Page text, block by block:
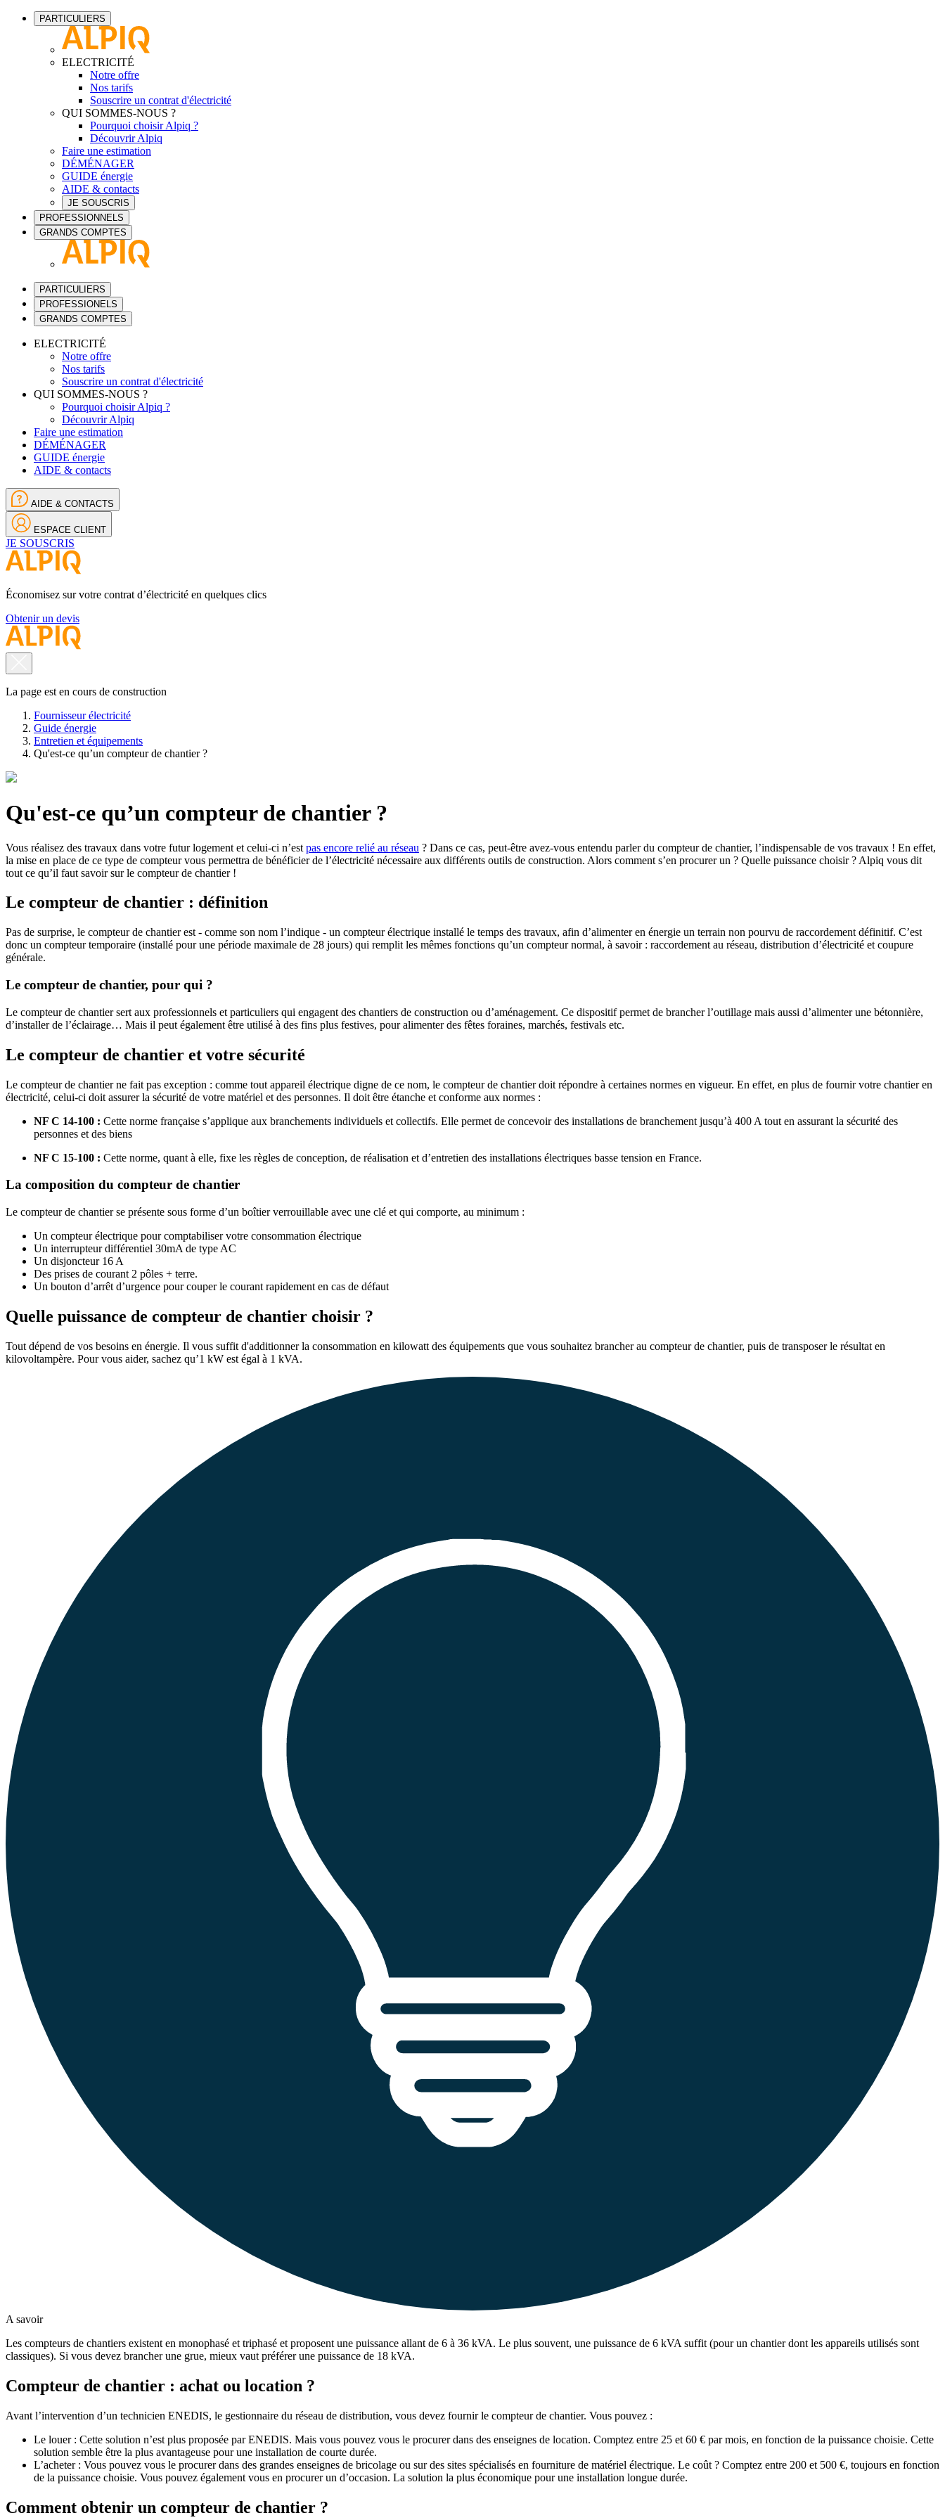
PARTICULIERS
ELECTRICITÉ
Notre offre
Nos tarifs
Souscrire un contrat d'électricité
QUI SOMMES-NOUS ?
Pourquoi choisir Alpiq ?
Découvrir Alpiq
Faire une estimation
DÉMÉNAGER
GUIDE énergie
AIDE & contacts
JE SOUSCRIS
PROFESSIONNELS
GRANDS COMPTES
PARTICULIERS
PROFESSIONELS
GRANDS COMPTES
ELECTRICITÉ
Notre offre
Nos tarifs
Souscrire un contrat d'électricité
QUI SOMMES-NOUS ?
Pourquoi choisir Alpiq ?
Découvrir Alpiq
Faire une estimation
DÉMÉNAGER
GUIDE énergie
AIDE & contacts
AIDE & CONTACTS
ESPACE CLIENT
JE SOUSCRIS
Économisez sur votre contrat d’électricité en quelques clics
Obtenir un devis
La page est en cours de construction
Fournisseur électricité
Guide énergie
Entretien et équipements
Qu'est-ce qu’un compteur de chantier ?
Qu'est-ce qu’un compteur de chantier ?
Vous réalisez des travaux dans votre futur logement et celui-ci n’est pas encore relié au réseau ? Dans ce cas, peut-être avez-vous entendu parler du compteur de chantier, l’indispensable de vos travaux ! En effet,
la mise en place de ce type de compteur vous permettra de bénéficier de l’électricité nécessaire aux différents outils de construction. Alors comment s’en procurer un ? Quelle puissance choisir ? Alpiq vous dit
tout ce qu’il faut savoir sur le compteur de chantier !
Le compteur de chantier : définition
Pas de surprise, le compteur de chantier est - comme son nom l’indique - un compteur électrique installé le temps des travaux, afin d’alimenter en énergie un terrain non pourvu de raccordement définitif. C’est
donc un compteur temporaire (installé pour une période maximale de 28 jours) qui remplit les mêmes fonctions qu’un compteur normal, à savoir : raccordement au réseau, distribution d’électricité et coupure
générale.
Le compteur de chantier, pour qui ?
Le compteur de chantier sert aux professionnels et particuliers qui engagent des chantiers de construction ou d’aménagement. Ce dispositif permet de brancher l’outillage mais aussi d’alimenter une bétonnière,
d’installer de l’éclairage… Mais il peut également être utilisé à des fins plus festives, pour alimenter des fêtes foraines, marchés, festivals etc.
Le compteur de chantier et votre sécurité
Le compteur de chantier ne fait pas exception : comme tout appareil électrique digne de ce nom, le compteur de chantier doit répondre à certaines normes en vigueur. En effet, en plus de fournir votre chantier en
électricité, celui-ci doit assurer la sécurité de votre matériel et des personnes. Il doit être étanche et conforme aux normes :
NF C 14-100 : Cette norme française s’applique aux branchements individuels et collectifs. Elle permet de concevoir des installations de branchement jusqu’à 400 A tout en assurant la sécurité des
personnes et des biens
NF C 15-100 : Cette norme, quant à elle, fixe les règles de conception, de réalisation et d’entretien des installations électriques basse tension en France.
La composition du compteur de chantier
Le compteur de chantier se présente sous forme d’un boîtier verrouillable avec une clé et qui comporte, au minimum :
Un compteur électrique pour comptabiliser votre consommation électrique
Un interrupteur différentiel 30mA de type AC
Un disjoncteur 16 A
Des prises de courant 2 pôles + terre.
Un bouton d’arrêt d’urgence pour couper le courant rapidement en cas de défaut
Quelle puissance de compteur de chantier choisir ?
Tout dépend de vos besoins en énergie. Il vous suffit d'additionner la consommation en kilowatt des équipements que vous souhaitez brancher au compteur de chantier, puis de transposer le résultat en
kilovoltampère. Pour vous aider, sachez qu’1 kW est égal à 1 kVA.
A savoir
Les compteurs de chantiers existent en monophasé et triphasé et proposent une puissance allant de 6 à 36 kVA. Le plus souvent, une puissance de 6 kVA suffit (pour un chantier dont les appareils utilisés sont
classiques). Si vous devez brancher une grue, mieux vaut préférer une puissance de 18 kVA.
Compteur de chantier : achat ou location ?
Avant l’intervention d’un technicien ENEDIS, le gestionnaire du réseau de distribution, vous devez fournir le compteur de chantier. Vous pouvez :
Le louer : Cette solution n’est plus proposée par ENEDIS. Mais vous pouvez vous le procurer dans des enseignes de location. Comptez entre 25 et 60 € par mois, en fonction de la puissance choisie. Cette
solution semble être la plus avantageuse pour une installation de courte durée.
L’acheter : Vous pouvez vous le procurer dans des grandes enseignes de bricolage ou sur des sites spécialisés en fourniture de matériel électrique. Le coût ? Comptez entre 200 et 500 €, toujours en fonction
de la puissance choisie. Vous pouvez également vous en procurer un d’occasion. La solution la plus économique pour une installation longue durée.
Comment obtenir un compteur de chantier ?